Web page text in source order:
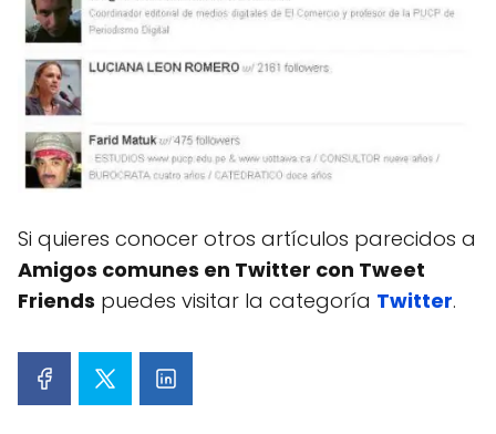
Si quieres conocer otros artículos parecidos a
Amigos comunes en Twitter con Tweet
Friends puedes visitar la categoría Twitter.